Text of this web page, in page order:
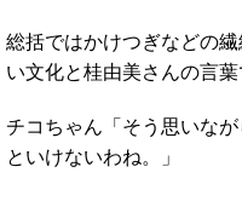
総括ではかけつぎなどの
い文化と桂由美さんの言葉
チコちゃん「そう思いな
といけないわね。」